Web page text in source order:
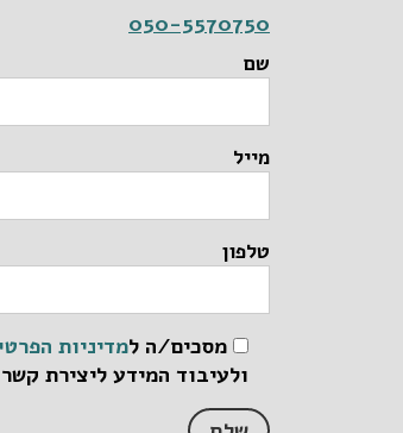
050-5570750
שם
מייל
טלפון
מסכים/ה למדיניות
ולעיבוד המידע ליצירת קשר